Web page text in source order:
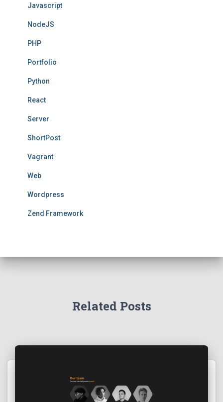
Javascript
NodeJS
PHP
Portfolio
Python
React
Server
ShortPost
Vagrant
Web
Wordpress
Zend Framework
Related Posts